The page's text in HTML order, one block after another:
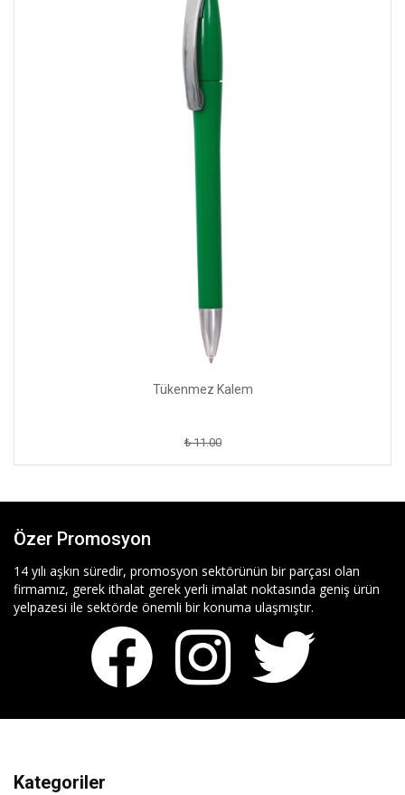
Tükenmez Kalem
₺ 11.00
Özer Promosyon
14 yılı aşkın süredir, promosyon sektörünün bir parçası olan
firmamız, gerek ithalat gerek yerli imalat noktasında geniş ürün
yelpazesi ile sektörde önemli bir konuma ulaşmıştır.
Kategoriler